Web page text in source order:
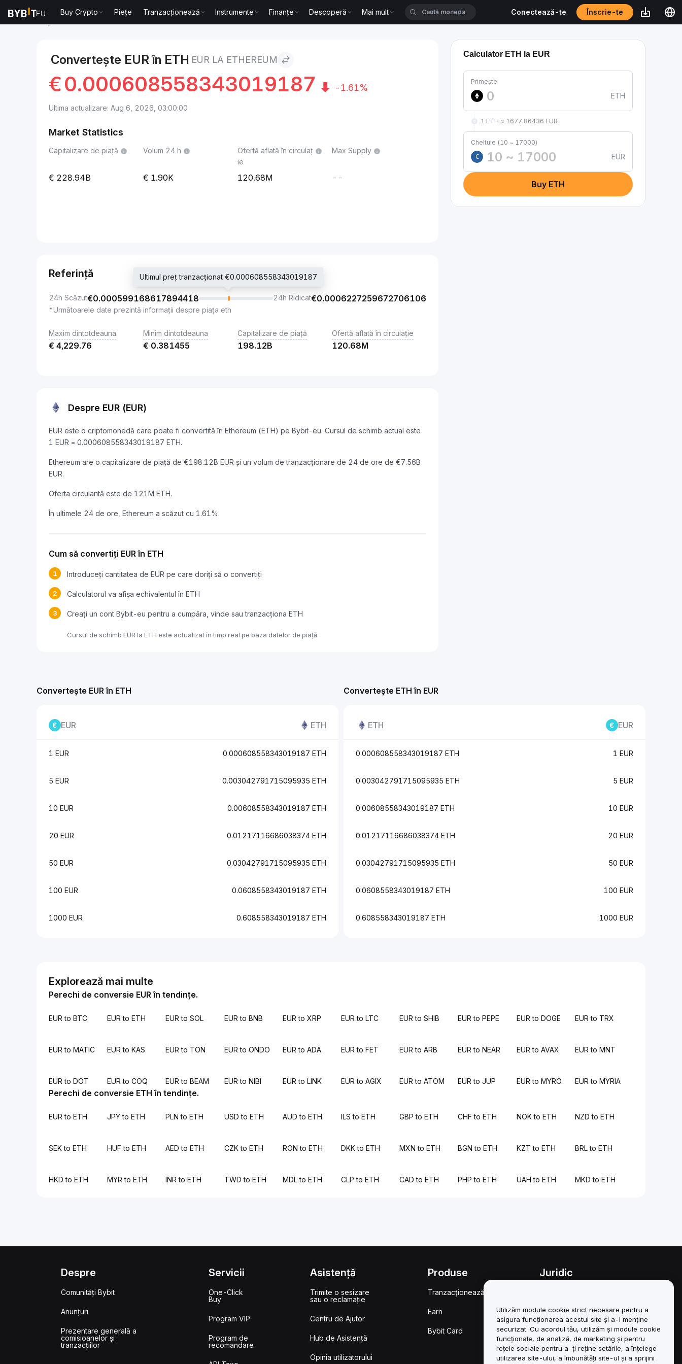
Buy Crypto Piețe Tranzacționează Instrumente Finanțe Descoperă Mai mult Conectează-te Înscrie-te
Convertește EUR în ETH EUR LA ETHEREUM
€0.000608558343019187 -1.61%
Ultima actualizare: Aug 6, 2026, 03:00:00
Market Statistics
Capitalizare de piață
228.94B
Volum 24 h
1.90K
Ofertă aflată în circulaț
ie
120.68M
Max Supply
--
Referință
24h Scăzut€0.000599168617894418
Ultimul preț tranzacționat €0.000608558343019187
24h Ridicat€0.0006227259672706106
*Următoarele date prezintă informații despre piața eth
Maxim dintotdeauna
€ 4,229.76
Minim dintotdeauna
€ 0.381455
Capitalizare de piață
198.12B
Ofertă aflată în circulație
120.68M
Despre EUR (EUR)
EUR este o criptomonedă care poate fi convertită în Ethereum (ETH) pe Bybit-eu. Cursul de schimb actual este
1 EUR = 0.000608558343019187 ETH.
Ethereum are o capitalizare de piață de €198.12B EUR și un volum de tranzacționare de 24 de ore de €7.56B
EUR.
Oferta circulantă este de 121M ETH.
În ultimele 24 de ore, Ethereum a scăzut cu 1.61%.
Cum să convertiți EUR în ETH
1 Introduceți cantitatea de EUR pe care doriți să o convertiți
2 Calculatorul va afișa echivalentul în ETH
3 Creați un cont Bybit-eu pentru a cumpăra, vinde sau tranzacționa ETH
Cursul de schimb EUR la ETH este actualizat în timp real pe baza datelor de piață.
Calculator ETH la EUR
Primește
ETH
1 ETH ≈ 1677.86436 EUR
Cheltuie (10 ~ 17000)
€
EUR
Buy ETH
Convertește ETH în EUR
ETH EUR
0.000608558343019187 ETH 1 EUR
0.003042791715095935 ETH 5 EUR
0.00608558343019187 ETH 10 EUR
0.01217116686038374 ETH 20 EUR
0.03042791715095935 ETH 50 EUR
0.0608558343019187 ETH 100 EUR
0.608558343019187 ETH 1000 EUR
Convertește EUR în ETH
EUR ETH
1 EUR 0.000608558343019187 ETH
5 EUR 0.003042791715095935 ETH
10 EUR 0.00608558343019187 ETH
20 EUR 0.01217116686038374 ETH
50 EUR 0.03042791715095935 ETH
100 EUR 0.0608558343019187 ETH
1000 EUR 0.608558343019187 ETH
Explorează mai multe
Perechi de conversie EUR în tendințe.
EUR to BTC EUR to ETH EUR to SOL EUR to BNB EUR to XRP EUR to LTC EUR to SHIB EUR to PEPE EUR to DOGE EUR to TRX
EUR to MATIC EUR to KAS EUR to TON EUR to ONDO EUR to ADA EUR to FET EUR to ARB EUR to NEAR EUR to AVAX EUR to MNT
EUR to DOT EUR to COQ EUR to BEAM EUR to NIBI EUR to LINK EUR to AGIX EUR to ATOM EUR to JUP EUR to MYRO EUR to MYRIA
Perechi de conversie ETH în tendințe.
EUR to ETH JPY to ETH PLN to ETH USD to ETH AUD to ETH ILS to ETH GBP to ETH CHF to ETH NOK to ETH NZD to ETH
SEK to ETH HUF to ETH AED to ETH CZK to ETH RON to ETH DKK to ETH MXN to ETH BGN to ETH KZT to ETH BRL to ETH
HKD to ETH MYR to ETH INR to ETH TWD to ETH MDL to ETH CLP to ETH CAD to ETH PHP to ETH UAH to ETH MKD to ETH
Despre
Comunități Bybit
Anunțuri
Prezentare generală a
comisioanelor și
tranzacțiilor
Servicii
One-Click
Buy
Program VIP
Program de
recomandare
Asistență
Trimite o sesizare
sau o reclamație
Centru de Ajutor
Hub de Asistență
Opinia utilizatorului
Produse
Tranzacționează
Earn
Bybit Card
Juridic
Rezumatul Politicii de
custodie și administrare
Informații ESG
Utilizăm module cookie strict necesare pentru a
asigura funcționarea acestui site și a-l menține
securizat. Cu acordul tău, utilizăm și module cookie
funcționale, de analiză, de marketing și pentru
rețele sociale pentru a-ți reține setările, a înțelege
utilizarea site-ului, a îmbunătăți site-ul și a sprijini